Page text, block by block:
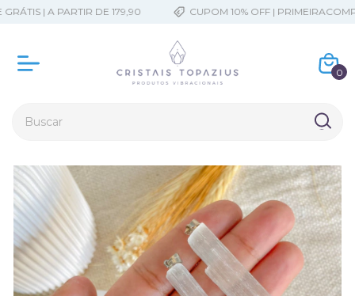
| A PARTIR DE 179,90 CUPOM 10% OFF |
0